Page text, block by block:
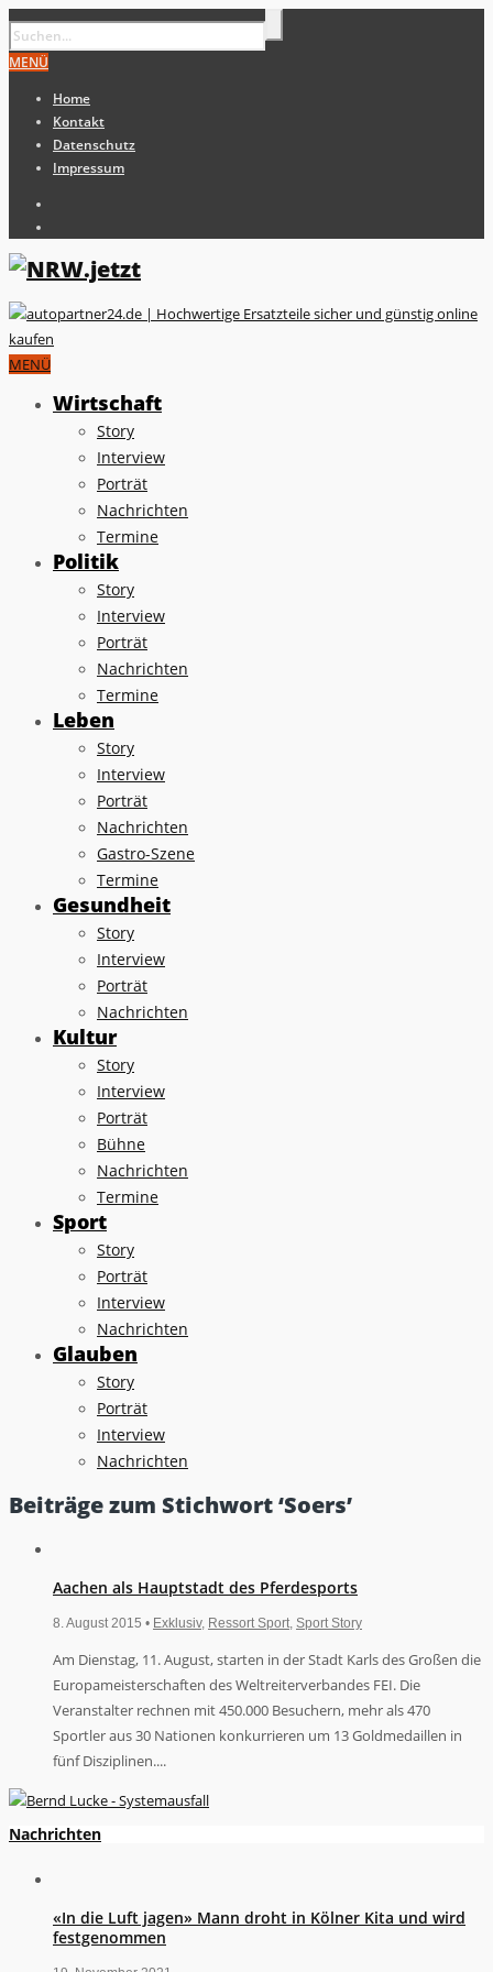
MENÜ
Home
Kontakt
Datenschutz
Impressum
MENÜ
Wirtschaft
Story
Interview
Porträt
Nachrichten
Termine
Politik
Story
Interview
Porträt
Nachrichten
Termine
Leben
Story
Interview
Porträt
Nachrichten
Gastro-Szene
Termine
Gesundheit
Story
Interview
Porträt
Nachrichten
Kultur
Story
Interview
Porträt
Bühne
Nachrichten
Termine
Sport
Story
Porträt
Interview
Nachrichten
Glauben
Story
Porträt
Interview
Nachrichten
Beiträge zum Stichwort ‘Soers’
Aachen als Hauptstadt des Pferdesports
8. August 2015 • Exklusiv, Ressort Sport Sport Story
Am Dienstag, 11. August, starten in der Stadt Karls des Großen die
Europameisterschaften des Weltreiterverbandes FEI. Die
Veranstalter rechnen mit 450.000 Besuchern, mehr als 470
Sportler aus 30 Nationen konkurrieren um 13 Goldmedaillen in
fünf Disziplinen....
Nachrichten
«In die Luft jagen» Mann droht in Kölner Kita und wird
festgenommen